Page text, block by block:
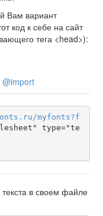
Вам вариант
код к себе на сайт
тега <head>):
@import
. ru/myfonts?f
type="te
в своем файле